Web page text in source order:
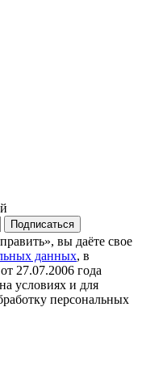
Подписаться
вы даёте свое
данных, в
27.07.2006 года
условиях и для
персональных